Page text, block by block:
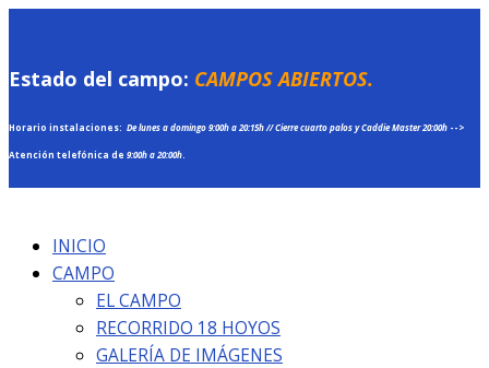
Estado del campo: CAMPOS ABIERTOS.
Horario instalaciones: De lunes a domingo9:00h a 20:15h //Cierre cuarto palos y Caddie Master 20:00h -->
Atención telefónica de 9:00h a 20:00h
Ir
contenido
INICIO
CAMPO
EL CAMPO
RECORRIDO 18 HOYOS
GALERÍA DE IMÁGENES
Escribe
Nombre*
Correo
Web